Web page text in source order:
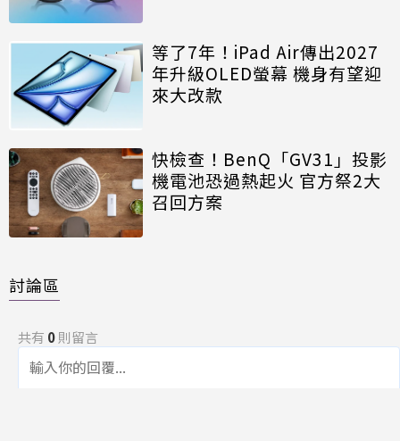
等了7年！iPad Air傳出2027
年升級OLED螢幕 機身有望迎
來大改款
快檢查！BenQ「GV31」投影
機電池恐過熱起火 官方祭2大
召回方案
討論區
共有 0則留言